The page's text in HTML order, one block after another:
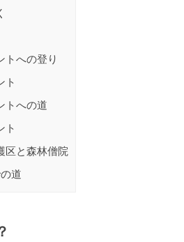
トへの登り
ト
トへの道
ト
区と森林僧院
道